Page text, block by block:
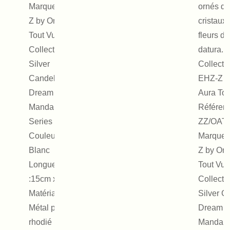
Marque : EHz-
Z by On Aura
Tout Vu
Collection :
Silver
Candele
Dream -
Mandala
Series
Couleur :
Blanc
Longueur
:15cm x 4cm
Matériaux :
Métal placage
rhodié
ornés de
cristaux
fleurs de
datura.
EHZ-Z
Aura
ZZ/
Marque
Z by On
Tout Vu
Silver
Dream
Mandala